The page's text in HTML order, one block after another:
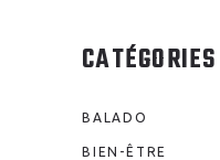
CATÉGORIES
BALADO
BIEN-ÊTRE